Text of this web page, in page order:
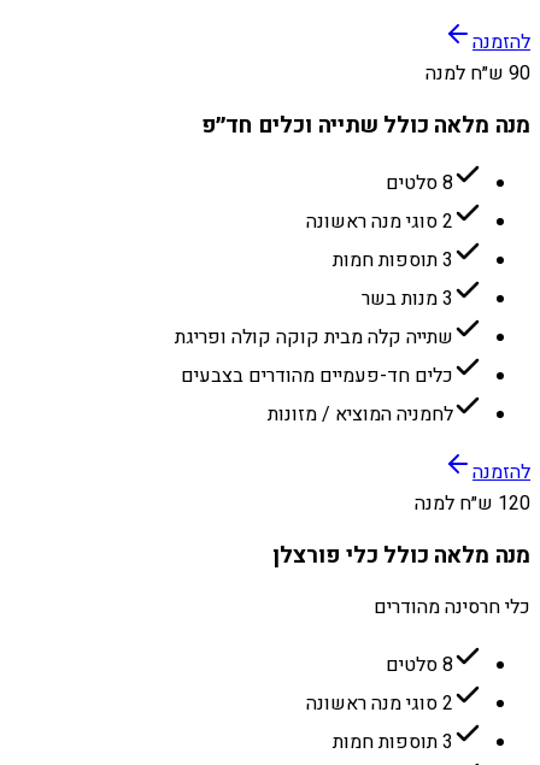
להזמנה
90 ש״ח למנה
מנה מלאה כולל שתייה וכלים חד״פ
8 סלטים
2 סוגי מנה ראשונה
3 תוספות חמות
3 מנות בשר
שתייה קלה מבית קוקה קולה ופריגת
כלים חד-פעמיים מהודרים בצבעים
לחמניה המוציא / מזונות
להזמנה
120 ש״ח למנה
מנה מלאה כולל כלי פורצלן
כלי חרסינה מהודרים
8 סלטים
2 סוגי מנה ראשונה
3 תוספות חמות